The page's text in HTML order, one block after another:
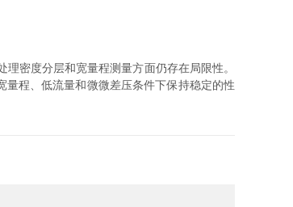
密度分层和宽量程测量方面仍存在局限性。
程、低流量和微微差压条件下保持稳定的性